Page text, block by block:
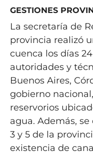
GESTIONES
La secretaría de
provincia realizó
cuenca los días
autoridades y
Buenos Aires,
gobierno
reservorios
agua. Además,
3 y 5 de la
existencia de